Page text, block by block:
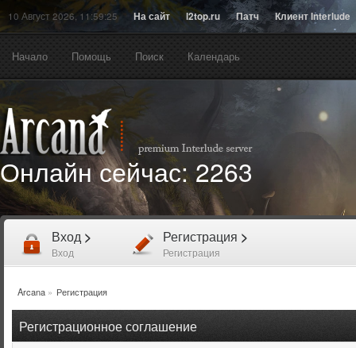
10 Август 2026, 11:59:25 На сайт l2top.ru Патч Клиент Interlude
Начало Помощь Поиск Календарь
Онлайн сейчас:2263
Вход >
Вход
Регистрация >
Регистрация
Arcana» Регистрация
Регистрационное соглашение